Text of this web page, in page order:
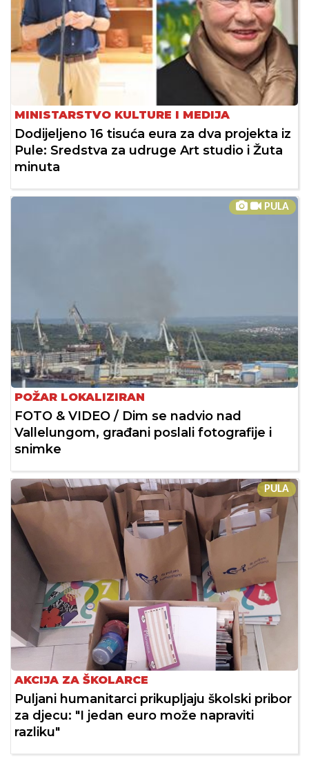
MINISTARSTVO KULTURE I MEDIJA
Dodijeljeno 16 tisuća eura za dva projekta iz
Pule: Sredstva za udruge Art studio i Žuta
minuta
PULA
POŽAR LOKALIZIRAN
FOTO & VIDEO / Dim se nadvio nad
Vallelungom, građani poslali fotografije i
snimke
PULA
AKCIJA ZA ŠKOLARCE
Puljani humanitarci prikupljaju školski pribor
za djecu: "I jedan euro može napraviti
razliku"